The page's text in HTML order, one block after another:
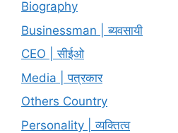
Biography
Businessman | ब्यवसायी
CEO | सीईओ
Media | पत्रकार
Others Country
Personality | व्यक्तित्व